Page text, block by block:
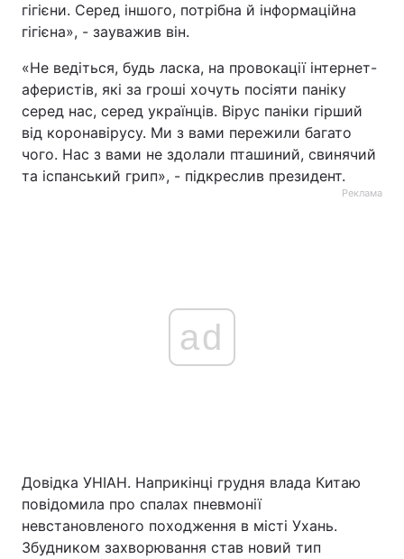
гігієни. Серед іншого, потрібна й інформаційна
гігієна», - зауважив він.
«Не ведіться, будь ласка, на провокації інтернет-
аферистів, які за гроші хочуть посіяти паніку
серед нас, серед українців. Вірус паніки гірший
від коронавірусу. Ми з вами пережили багато
чого. Нас з вами не здолали пташиний, свинячий
та іспанський грип», - підкреслив президент.
Реклама
ad
Довідка УНІАН. Наприкінці грудня влада Китаю
повідомила про спалах пневмонії
невстановленого походження в місті Ухань.
Збудником захворювання став новий тип